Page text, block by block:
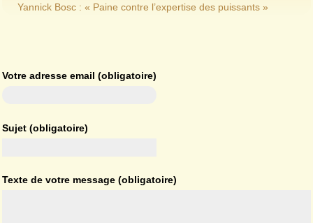
Yannick Bosc : « Paine contre l’expertise des puissants »
Votre adresse email (obligatoire)
Sujet (obligatoire)
Texte de votre message (obligatoire)